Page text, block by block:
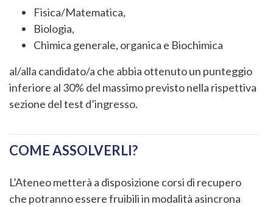
Fisica/Matematica,
Biologia,
Chimica generale, organica e Biochimica
al/alla candidato/a che abbia ottenuto un punteggio
inferiore al 30% del massimo previsto nella rispettiva
sezione del test d’ingresso.
COME ASSOLVERLI?
L’Ateneo metterà a disposizione corsi di recupero
che potranno essere fruibili in modalità asincrona